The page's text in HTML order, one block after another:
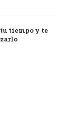
tu tiempo y te